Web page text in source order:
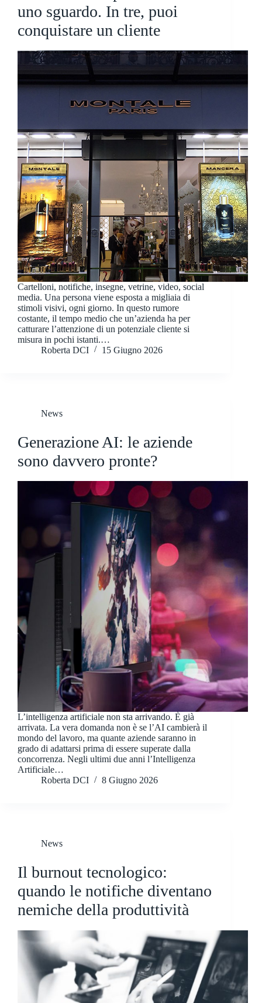
uno sguardo. In tre, puoi
conquistare un cliente
Cartelloni, notifiche, insegne, vetrine, video, social
media. Una persona viene esposta a migliaia di
stimoli visivi, ogni giorno. In questo rumore
costante, il tempo medio che un’azienda ha per
catturare l’attenzione di un potenziale cliente si
misura in pochi istanti.…
Roberta DCI
15 Giugno 2026
News
Generazione AI: le aziende
sono davvero pronte?
L’intelligenza artificiale non sta arrivando. È già
arrivata. La vera domanda non è se l’AI cambierà il
mondo del lavoro, ma quante aziende saranno in
grado di adattarsi prima di essere superate dalla
concorrenza. Negli ultimi due anni l’Intelligenza
Artificiale…
Roberta DCI
8 Giugno 2026
News
Il burnout tecnologico:
quando le notifiche diventano
nemiche della produttività